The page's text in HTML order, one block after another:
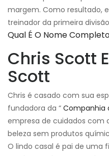
margem. Como resultado,
treinador da primeira
Qual É O Nome
Chris Scott
Scott
Chris é casado com sua
fundadora da “ Companhia
empresa de cuidados com
beleza sem produtos
O lindo casal é pai de uma